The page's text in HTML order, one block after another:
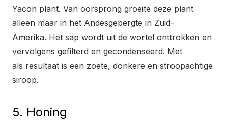
Yacon plant. Van oorsprong groeite deze plant
alleen maar in het Andesgebergte in Zuid-
Amerika. Het sap wordt uit de wortel onttrokken en
vervolgens gefilterd en gecondenseerd. Met
als resultaat is een zoete, donkere en stroopachtige
siroop.
5. Honing